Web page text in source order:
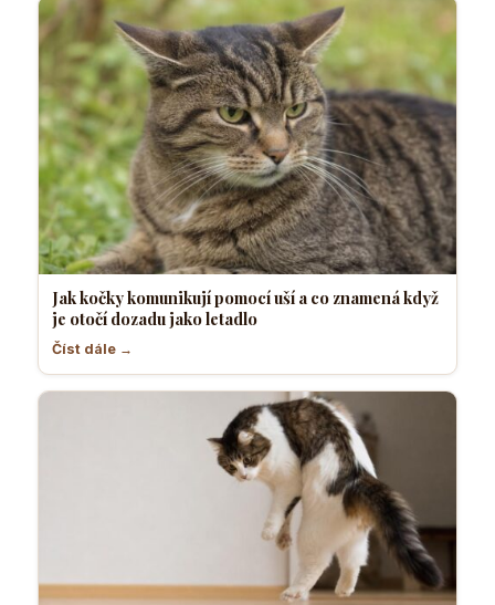
Jak kočky komunikují pomocí uší a co znamená když
je otočí dozadu jako letadlo
Číst dále →